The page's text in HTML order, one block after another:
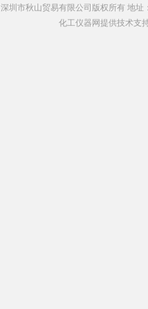
深圳市秋山贸易有限公司版权所有 地址
化工仪器网提供技术支